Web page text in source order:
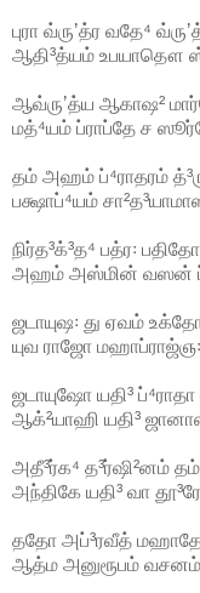
புரா வ்ருʼத்ர வதே⁴
ஆதி³த்யம் உபயாதௌ
ஆவ்ருʼத்ய ஆகாஷ²
மத்⁴யம் ப்ராப்தே ச
தம் அஹம் ப்⁴ராதரம்
பக்ஷாப்⁴யம்
நிர்த³க்³த⁴ பத்ர꞉
அஹம் அஸ்மின் வஸன்
ஜடாயுஷ꞉ து ஏவம்
யுவ ராஜோ
ஜடாயுஷோ யதி³
ஆக்²யாஹி யதி³
அதீ³ர்க⁴ த³ர்ஷி²னம்
அந்திகே யதி³ வா
ததோ அப்³ரவீத்
ஆத்ம அனுரூபம்